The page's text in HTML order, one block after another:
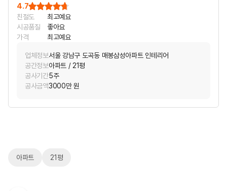
4.7
친절도
최고예요
시공품질
좋아요
가격
최고예요
업체정보서울 강남구 도곡동 매봉삼성아파트 인테리어
공간정보아파트 / 21평
공사기간5주
공사금액3000만 원
아파트 21평